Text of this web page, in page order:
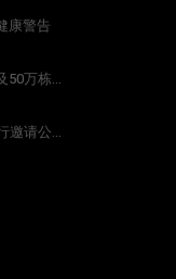
康警告
50万栋...
邀请公...